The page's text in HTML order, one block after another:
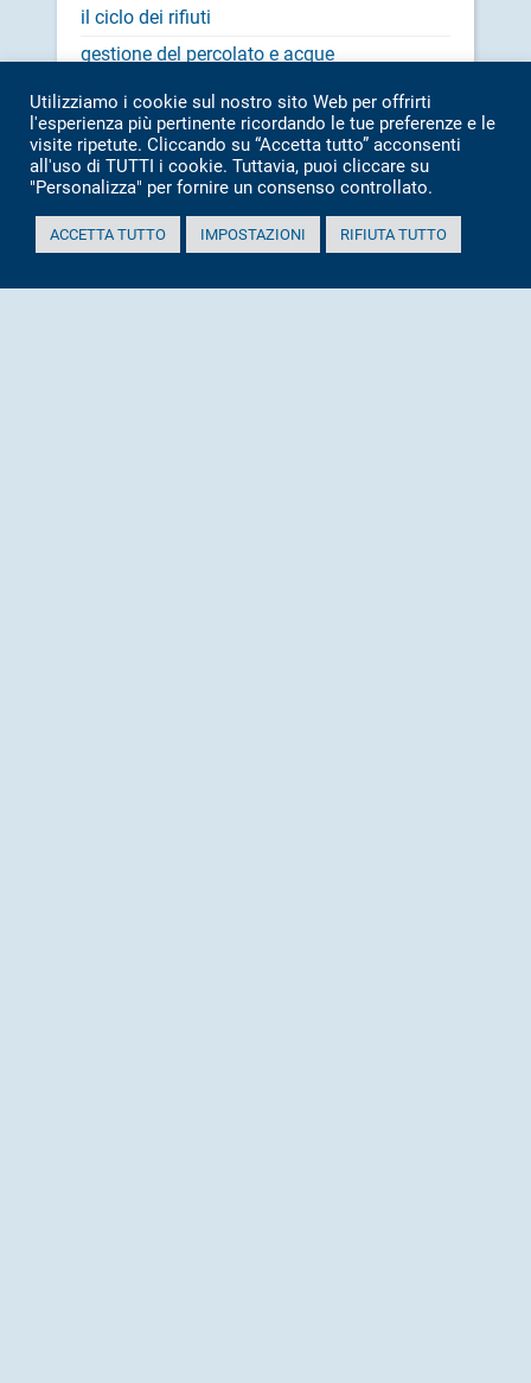
il ciclo dei rifiuti
gestione del percolato e acque
recupero energetico
rilevazioni ambientali
orari di apertura
Mappa del sito
meteo
rilevazioni ambientali
Utilizziamo i cookie sul nostro sito Web per offrirti
l'esperienza più pertinente ricordando le tue preferenze e le
visite ripetute. Cliccando su “Accetta tutto” acconsenti
all'uso di TUTTI i cookie. Tuttavia, puoi cliccare su
"Personalizza" per fornire un consenso controllato.
ACCETTA TUTTO IMPOSTAZIONI RIFIUTA TUTTO